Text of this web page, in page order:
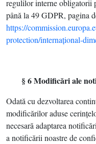
regulilor interne obligatorii
până la 49 GDPR, pagina
https://
protection/internaţional-
§ 6 Modificări ale
Odată cu dezvoltarea
modificărilor aduse
necesară adaptarea
a notificării noastre de